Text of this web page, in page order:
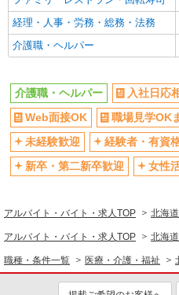
キープ
老人保健施設
【派遣時給
る） 交通費別
北海道札幌
派遣社員
株式会社トラストグロース 北海
小規模多機能
【派遣時給
る） 交通費別
経理・人事・労務・総務・法務
介護職・ヘルパー
介護職・ヘルパー 入社日応
Web面接OK
職場見学OK
未経験歓迎
経験者・有資
新卒・第二新卒歓迎
女性
アルバイト・バイト・求人TOP 北海
アルバイト・バイト・求人TOP 北海
職種・条件一覧 医療・介護・福祉